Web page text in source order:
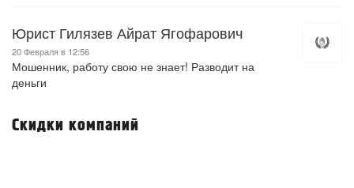
Юрист Гилязев Айрат Ягофарович
20 Февраля в 12:56
Мошенник, работу свою не знает! Разводит на
деньги
Скидки компаний